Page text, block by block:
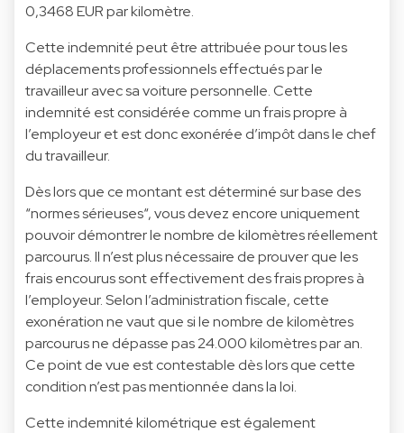
0,3468 EUR par kilomètre.
Cette indemnité peut être attribuée pour tous les
déplacements professionnels effectués par le
travailleur avec sa voiture personnelle. Cette
indemnité est considérée comme un frais propre à
l’employeur et est donc exonérée d’impôt dans le chef
du travailleur.
Dès lors que ce montant est déterminé sur base des
“normes sérieuses“, vous devez encore uniquement
pouvoir démontrer le nombre de kilomètres réellement
parcourus. Il n’est plus nécessaire de prouver que les
frais encourus sont effectivement des frais propres à
l’employeur. Selon l’administration fiscale, cette
exonération ne vaut que si le nombre de kilomètres
parcourus ne dépasse pas 24.000 kilomètres par an.
Ce point de vue est contestable dès lors que cette
condition n’est pas mentionnée dans la loi.
Cette indemnité kilométrique est également